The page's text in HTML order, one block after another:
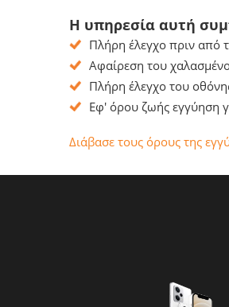
Η υπηρεσία αυτή
Πλήρη έλεγχο πριν από
Αφαίρεση του
Πλήρη έλεγχο του
Εφ' όρου ζωής εγγύηση
Διάβασε τους όρους της